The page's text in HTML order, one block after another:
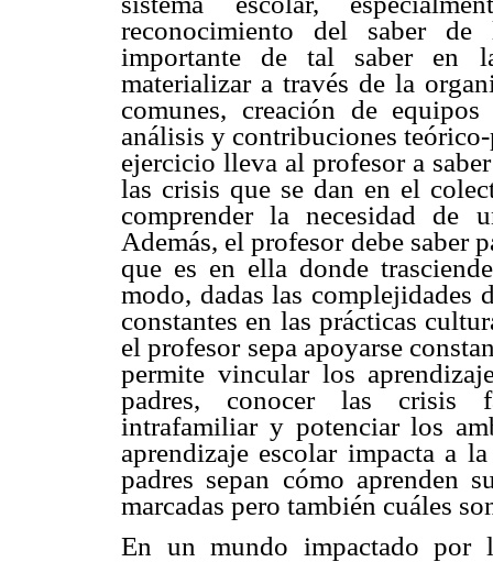
reconocimiento del saber
importante de tal saber en
materializar a través de la
comunes, creación de
análisis y contribuciones
ejercicio lleva al profesor a
las crisis que se dan en el
comprender la necesidad de
Además, el profesor debe saber
que es en ella donde
modo, dadas las
constantes en las prácticas
el profesor sepa apoyarse
permite vincular los
padres, conocer las crisis
intrafamiliar y potenciar los
aprendizaje escolar impacta a
padres sepan cómo aprenden
marcadas pero también cuáles
En un mundo impactado por